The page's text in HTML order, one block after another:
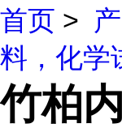
首页 >
料，化学
竹柏